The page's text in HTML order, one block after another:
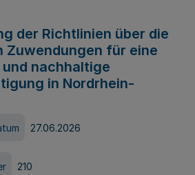
der Richtlinien über die
Zuwendungen für eine
nachhaltige
in Nordrhein-
27.06.2026
210